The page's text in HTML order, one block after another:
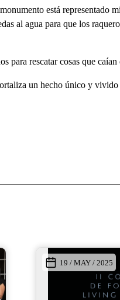
está representado
al agua para que los
para rescatar cosas que
un hecho único y vivido
19 / JUN / 2023